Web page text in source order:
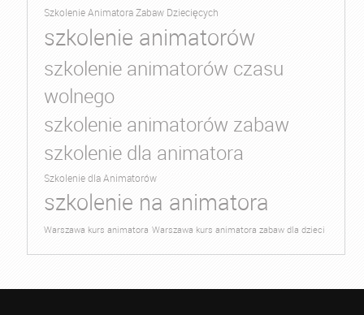
Szkolenie Animatora Zabaw Dziecięcych
szkolenie animatorów
szkolenie animatorów czasu
wolnego
szkolenie animatorów zabaw
szkolenie dla animatora
Szkolenie dla Animatorów
szkolenie na animatora
Warszawa kurs animatora Warszawa kurs animatora zabaw dla dzieci